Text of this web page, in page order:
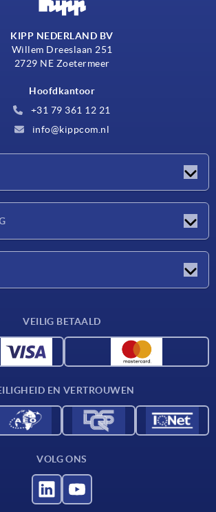
KIPP NEDERLAND BV
Willem Dreeslaan 251
2729 NE Zoetermeer
Hoofdkantoor
+31 79 361 12 21
info@kippcom.nl
VEILIG BETAALD
EN VERTROUWEN
VOLG ONS